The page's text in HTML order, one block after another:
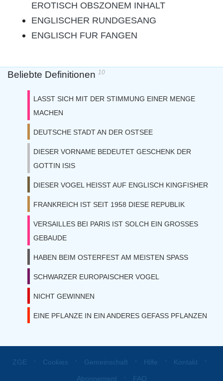
EROTISCH OBSZONEM INHALT
ENGLISCHER RUNDGESANG
ENGLISCH FUR FANGEN
Beliebte Definitionen 10
LASST SICH MIT DER STIMMUNG EINER MENGE
MACHEN
DEUTSCHE STADT AN DER OSTSEE
DIESER VORNAME BEDEUTET GESCHENK DER
GOTTIN ISIS
DIESER VOGEL HEISST AUF ENGLISCH KINGFISHER
FRANKREICH IST SEIT 1958 DIESE REPUBLIK
VERSAILLES BEI PARIS IST SOLCH EIN GROSSES
GEBAUDE
HABEN BEIM OSTERFEST AM MEISTEN SPASS
SCHWARZER EUROPAISCHER VOGEL
NICHT GEWINNEN
EINE PFLANZE IN EIN ANDERES GEFASS PFLANZEN
ZGE ⋅ Cookies ⋅ Gemeinschaft ⋅ Hilfe ⋅ Kontakt ⋅
Abonnement ⋅ FAQ